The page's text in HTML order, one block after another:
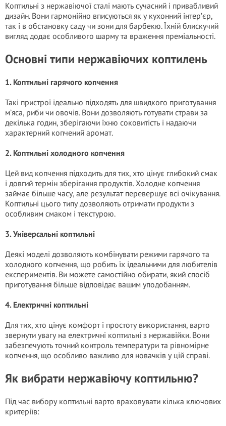
Коптильні з нержавіючої сталі мають сучасний і привабливий
дизайн. Вони гармонійно вписуються як у кухонний інтер’єр,
так і в обстановку саду чи зони для барбекю. Їхній блискучий
вигляд додає особливого шарму та враження преміальності.
Основні типи нержавіючих коптилень
1. Коптильні гарячого копчення
Такі пристрої ідеально підходять для швидкого приготування
м’яса, риби чи овочів. Вони дозволяють готувати страви за
декілька годин, зберігаючи їхню соковитість і надаючи
характерний копчений аромат.
2. Коптильні холодного копчення
Цей вид копчення підходить для тих, хто цінує глибокий смак
і довгий термін зберігання продуктів. Холодне копчення
займає більше часу, але результат перевершує всі очікування.
Коптильні цього типу дозволяють отримати продукти з
особливим смаком і текстурою.
3. Універсальні коптильні
Деякі моделі дозволяють комбінувати режими гарячого та
холодного копчення, що робить їх ідеальними для любителів
експериментів. Ви можете самостійно обирати, який спосіб
приготування більше відповідає вашим уподобанням.
4. Електричні коптильні
Для тих, хто цінує комфорт і простоту використання, варто
звернути увагу на електричні коптильні з нержавійки. Вони
забезпечують точний контроль температури та рівномірне
копчення, що особливо важливо для новачків у цій справі.
Як вибрати нержавіючу коптильню?
Під час вибору коптильні варто враховувати кілька ключових
критеріїв: